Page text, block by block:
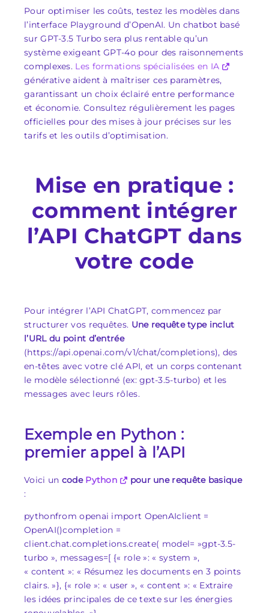
Pour optimiser les coûts, testez les modèles dans
l’interface Playground d’OpenAI. Un chatbot basé
sur GPT-3.5 Turbo sera plus rentable qu’un
système exigeant GPT-4o pour des raisonnements
complexes. Les formations spécialisées en IA
générative aident à maîtriser ces paramètres,
garantissant un choix éclairé entre performance
et économie. Consultez régulièrement les pages
officielles pour des mises à jour précises sur les
tarifs et les outils d’optimisation.
Mise en pratique :
comment intégrer
l’API ChatGPT dans
votre code
Pour intégrer l’API ChatGPT, commencez par
structurer vos requêtes. Une requête type inclut
l’URL du point d’entrée
(https://api.openai.com/v1/chat/completions), des
en-têtes avec votre clé API, et un corps contenant
le modèle sélectionné (ex: gpt-3.5-turbo) et les
messages avec leurs rôles.
Exemple en Python :
premier appel à l’API
Voici un code Python
pour une requête basique
:
pythonfrom openai import OpenAIclient =
OpenAI()completion =
client.chat.completions.create( model= »gpt-3.5-
turbo », messages=[ {« role »: « system »,
« content »: « Résumez les documents en 3 points
clairs. »}, {« role »: « user », « content »: « Extraire
les idées principales de ce texte sur les énergies